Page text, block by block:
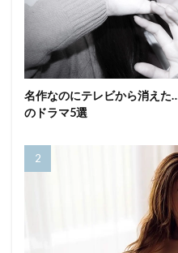
名作なのにテレビから消え
のドラマ5選